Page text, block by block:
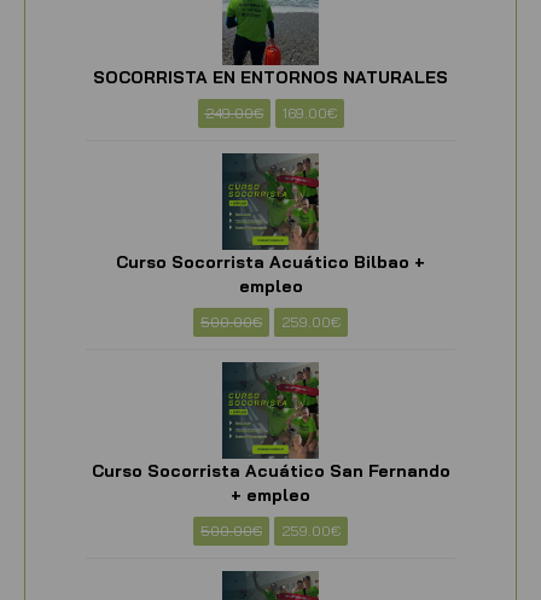
SOCORRISTA EN ENTORNOS NATURALES
249.00€ 169.00€
Curso Socorrista Acuático Bilbao +
empleo
500.00€ 259.00€
Curso Socorrista Acuático San Fernando
+ empleo
500.00€ 259.00€